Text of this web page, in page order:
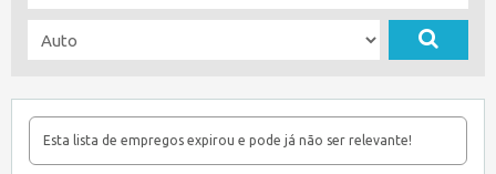
Esta lista de empregos expirou e pode já não ser relevante!